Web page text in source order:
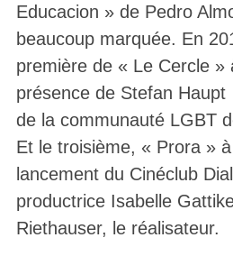
Educacion » de Pedro
beaucoup marquée. En
première de « Le Cercle »
présence de Stefan Haupt
de la communauté LGBT
Et le troisième, « Prora »
lancement du Cinéclub
productrice Isabelle
Riethauser, le réalisateur.